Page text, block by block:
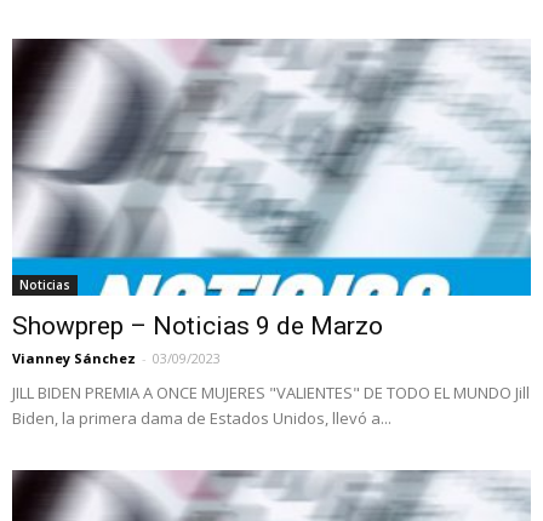
Noticias
Showprep – Noticias 9 de Marzo
Vianney Sánchez - 03/09/2023
JILL BIDEN PREMIA A ONCE MUJERES "VALIENTES" DE TODO EL MUNDO Jill
Biden, la primera dama de Estados Unidos, llevó a...